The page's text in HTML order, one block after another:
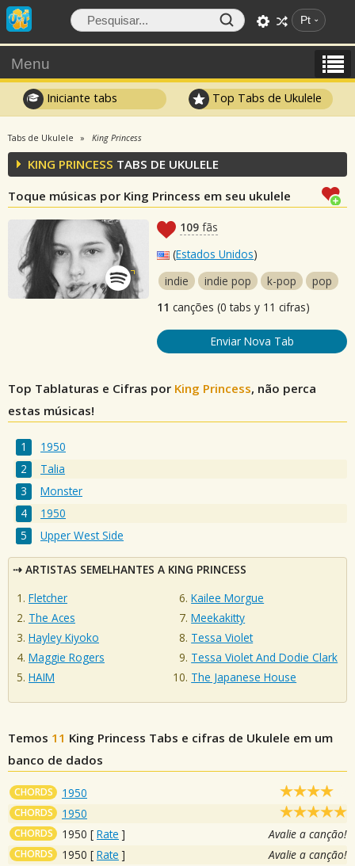
Pt
Menu
Iniciante tabs Top Tabs de Ukulele
Tabs de Ukulele King Princess
KING PRINCESS TABS DE UKULELE
Toque músicas por King Princess em seu ukulele
109 fãs
(Estados Unidos)
indie
indie pop k-pop
pop
11 canções (0 tabs y 11 cifras)
Enviar Nova Tab
Top Tablaturas e Cifras por King Princess, não perca
estas músicas!
1950
Talia
Monster
1950
Upper West Side
ARTISTAS SEMELHANTES A KING PRINCESS
Fletcher
The Aces
Hayley Kiyoko
Maggie Rogers
HAIM
Kailee Morgue
Meekakitty
Tessa Violet
Tessa Violet And Dodie Clark
The Japanese House
Temos 11 King Princess Tabs e cifras de Ukulele em um
banco de dados
CHORDS 1950
CHORDS 1950
CHORDS 1950 [ Rate ] Avalie a canção!
CHORDS 1950 [ Rate ] Avalie a canção!